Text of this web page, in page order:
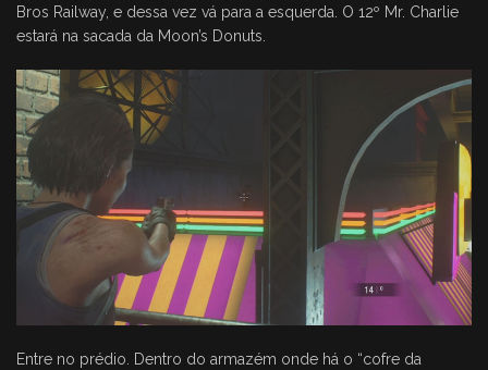
Bros Railway, e dessa vez vá para a esquerda. O 12º Mr. Charlie
estará na sacada da Moon’s Donuts.
Entre no prédio. Dentro do armazém onde há o “cofre da